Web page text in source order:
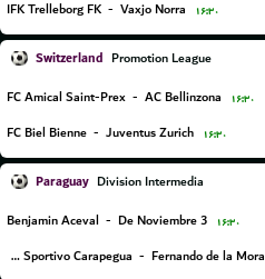
IFK Trelleborg FK - Vaxjo Norra ۱۶:۳۰
Switzerland Promotion League
FC Amical Saint-Prex - AC Bellinzona ۱۶:۳۰
FC Biel Bienne - Juventus Zurich ۱۶:۳۰
Paraguay Division Intermedia
Benjamin Aceval - 3 De Noviembre ۱۶:۳۰
Club Sportivo Carapegua - Fernando de la Mora